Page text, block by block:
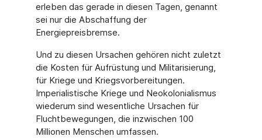
erleben das gerade in diesen Tagen, genannt
sei nur die Abschaffung der
Energiepreisbremse.
Und zu diesen Ursachen gehören nicht zuletzt
die Kosten für Aufrüstung und Militarisierung,
für Kriege und Kriegsvorbereitungen.
Imperialistische Kriege und Neokolonialismus
wiederum sind wesentliche Ursachen für
Fluchtbewegungen, die inzwischen 100
Millionen Menschen umfassen.